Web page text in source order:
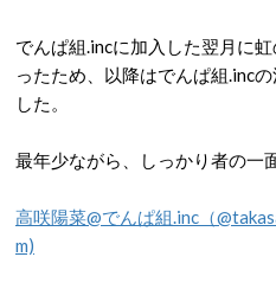
でんぱ組.incに加入した翌月に
ったため、以降はでんぱ組.inc
した。
最年少ながら、しっかり者の一
高咲陽菜@でんぱ組.inc（
m)